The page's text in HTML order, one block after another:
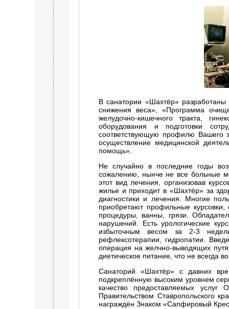
В санатории «Шахтёр»
снижения веса», «Программа
желудочно-кишечного тракта,
оборудования и подготовки
соответствующую профилю Вашего
осуществление медицинской
помощь».
Не случайно в последние годы
сожалению, нынче не все больные
этот вид лечения, организовав
жилье и приходит в «Шахтёр» за
диагностики и лечения. Многие
приобретают профильные курсовки,
процедуры, ванны, грязи.
нарушений. Есть урологические
избыточным весом за 2-3
рефлексотерапии, гидропатии.
операция на желчно-выводящих
диетическое питание, что не всегда
Санаторий «Шахтёр» с давних
подкреплённую высоким уровнем
качество предоставляемых
Правительством Ставропольского
награждён Знаком «Сапфировый